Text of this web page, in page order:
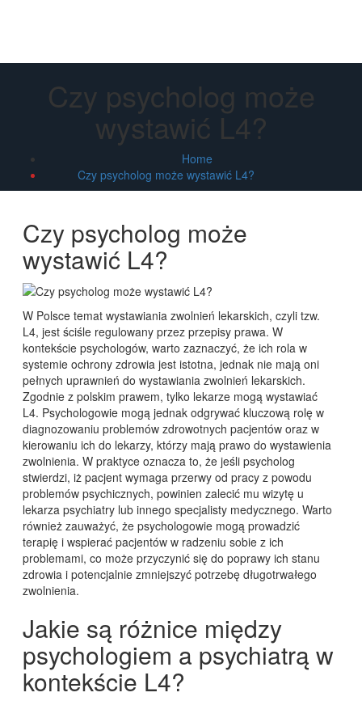
Czy psycholog może
wystawić L4?
Home
Czy psycholog może wystawić L4?
Czy psycholog może
wystawić L4?
W Polsce temat wystawiania zwolnień lekarskich, czyli tzw.
L4, jest ściśle regulowany przez przepisy prawa. W
kontekście psychologów, warto zaznaczyć, że ich rola w
systemie ochrony zdrowia jest istotna, jednak nie mają oni
pełnych uprawnień do wystawiania zwolnień lekarskich.
Zgodnie z polskim prawem, tylko lekarze mogą wystawiać
L4. Psychologowie mogą jednak odgrywać kluczową rolę w
diagnozowaniu problemów zdrowotnych pacjentów oraz w
kierowaniu ich do lekarzy, którzy mają prawo do wystawienia
zwolnienia. W praktyce oznacza to, że jeśli psycholog
stwierdzi, iż pacjent wymaga przerwy od pracy z powodu
problemów psychicznych, powinien zalecić mu wizytę u
lekarza psychiatry lub innego specjalisty medycznego. Warto
również zauważyć, że psychologowie mogą prowadzić
terapię i wspierać pacjentów w radzeniu sobie z ich
problemami, co może przyczynić się do poprawy ich stanu
zdrowia i potencjalnie zmniejszyć potrzebę długotrwałego
zwolnienia.
Jakie są różnice między
psychologiem a psychiatrą w
kontekście L4?